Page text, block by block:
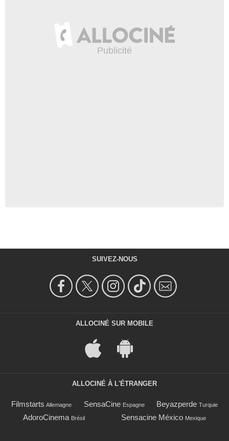
SUIVEZ-NOUS
ALLOCINÉ SUR MOBILE
ALLOCINÉ À L'ÉTRANGER
Filmstarts Allemagne SensaCine Espagne Beyazperde Turquie
AdoroCinema Brésil Sensacine México Mexique